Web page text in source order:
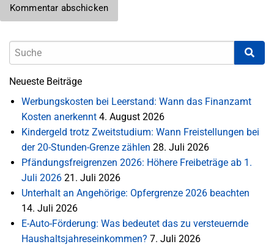
Neueste Beiträge
Werbungskosten bei Leerstand: Wann das Finanzamt
Kosten anerkennt 4. August 2026
Kindergeld trotz Zweitstudium: Wann Freistellungen bei
der 20-Stunden-Grenze zählen 28. Juli 2026
Pfändungsfreigrenzen 2026: Höhere Freibeträge ab 1.
Juli 2026 21. Juli 2026
Unterhalt an Angehörige: Opfergrenze 2026 beachten
14. Juli 2026
E-Auto-Förderung: Was bedeutet das zu versteuernde
Haushaltsjahreseinkommen? 7. Juli 2026